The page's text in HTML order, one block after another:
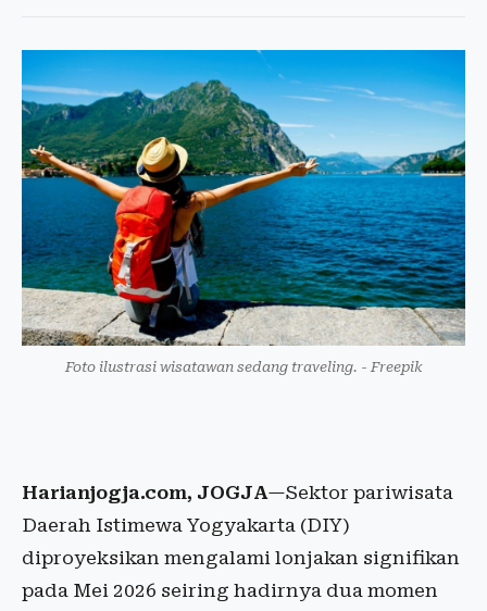
Foto ilustrasi wisatawan sedang traveling. - Freepik
Harianjogja.com, JOGJA—Sektor pariwisata
Daerah Istimewa Yogyakarta (DIY)
diproyeksikan mengalami lonjakan signifikan
pada Mei 2026 seiring hadirnya dua momen